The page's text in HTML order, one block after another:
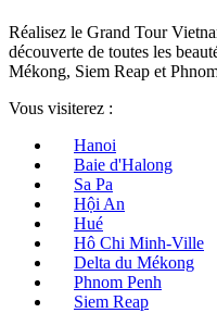
Réalisez le Grand Tour
découverte de toutes les
Mékong, Siem Reap et
Vous visiterez :
Hanoi
Baie d'Halong
Sa Pa
Hội An
Hué
Hô Chi Minh-Ville
Delta du Mékong
Phnom Penh
Siem Reap